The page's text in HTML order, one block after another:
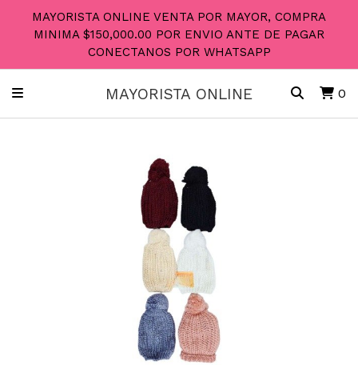
MAYORISTA ONLINE VENTA POR MAYOR, COMPRA
MINIMA $150,000.00 POR ENVIO ANTE DE PAGAR
CONECTANOS POR WHATSAPP
MAYORISTA ONLINE 0